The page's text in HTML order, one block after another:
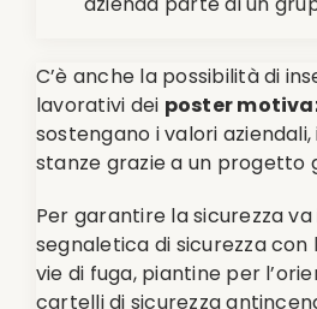
C’è anche la possibilità di
lavorativi dei poster
sostengano i valori
stanze grazie a un progetto
Per garantire la sicurezza
segnaletica di sicurezza con
vie di fuga, piantine per
cartelli di sicurezza